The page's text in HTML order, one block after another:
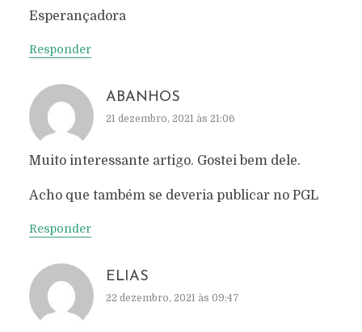
Esperançadora
Responder
ABANHOS
21 dezembro, 2021 às 21:06
Muito interessante artigo. Gostei bem dele.
Acho que também se deveria publicar no PGL
Responder
ELIAS
22 dezembro, 2021 às 09:47